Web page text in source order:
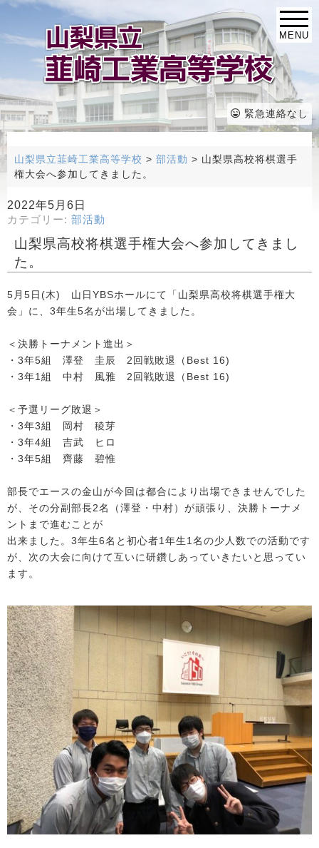
MENU
緊急連絡なし
山梨県立韮崎工業高等学校 > 部活動 > 山梨県高校将棋選手
権大会へ参加してきました。
2022年5月6日
カテゴリー: 部活動
山梨県高校将棋選手権大会へ参加してきまし
た。
5月5日(木) 山日YBSホールにて「山梨県高校将棋選手権大
会」に、3年生5名が出場してきました。
＜決勝トーナメント進出＞
・3年5組 澤登 圭辰 2回戦敗退（Best 16)
・3年1組 中村 風雅 2回戦敗退（Best 16)
＜予選リーグ敗退＞
・3年3組 岡村 稜芽
・3年4組 吉武 ヒロ
・3年5組 齊藤 碧惟
部長でエースの金山が今回は都合により出場できませんでした
が、その分副部長2名（澤登・中村）が頑張り、決勝トーナメ
ントまで進むことが
出来ました。3年生6名と初心者1年生1名の少人数での活動です
が、次の大会に向けて互いに研鑽しあっていきたいと思ってい
ます。